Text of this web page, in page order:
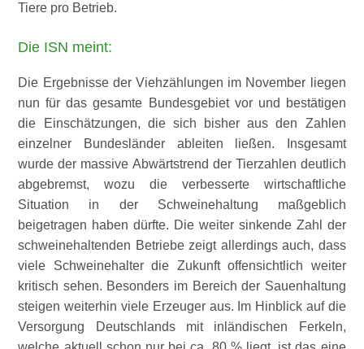
Tiere pro Betrieb.
Die ISN meint:
Die Ergebnisse der Viehzählungen im November liegen
nun für das gesamte Bundesgebiet vor und bestätigen
die Einschätzungen, die sich bisher aus den Zahlen
einzelner Bundesländer ableiten ließen. Insgesamt
wurde der massive Abwärtstrend der Tierzahlen deutlich
abgebremst, wozu die verbesserte wirtschaftliche
Situation in der Schweinehaltung maßgeblich
beigetragen haben dürfte. Die weiter sinkende Zahl der
schweinehaltenden Betriebe zeigt allerdings auch, dass
viele Schweinehalter die Zukunft offensichtlich weiter
kritisch sehen. Besonders im Bereich der Sauenhaltung
steigen weiterhin viele Erzeuger aus. Im Hinblick auf die
Versorgung Deutschlands mit inländischen Ferkeln,